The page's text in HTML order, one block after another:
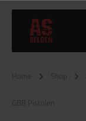
Home Shop
GBB Pistolen